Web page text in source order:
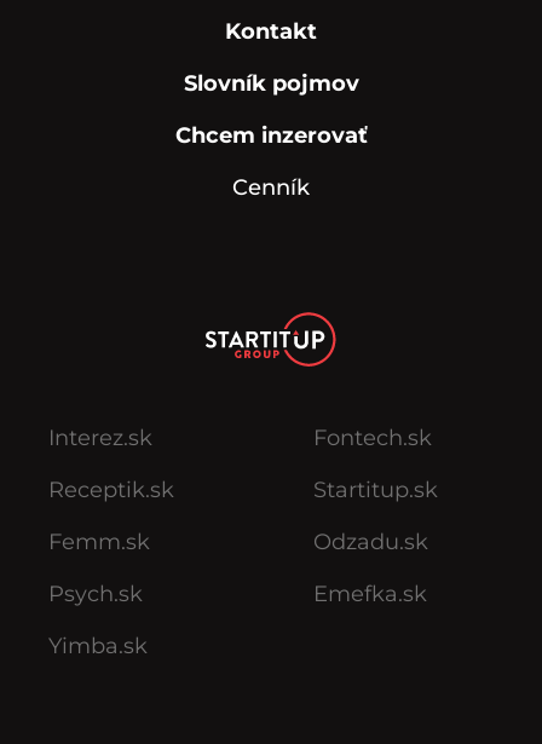
Kontakt
Slovník pojmov
Chcem inzerovať
Cenník
Interez.sk
Receptik.sk
Femm.sk
Psych.sk
Yimba.sk
Fontech.sk
Startitup.sk
Odzadu.sk
Emefka.sk